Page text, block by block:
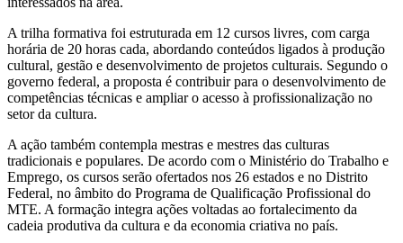
A trilha formativa foi estruturada em 12 cursos livres, com carga
horária de 20 horas cada, abordando conteúdos ligados à produção
cultural, gestão e desenvolvimento de projetos culturais. Segundo o
governo federal, a proposta é contribuir para o desenvolvimento de
competências técnicas e ampliar o acesso à profissionalização no
setor da cultura.
A ação também contempla mestras e mestres das culturas
tradicionais e populares. De acordo com o Ministério do Trabalho e
Emprego, os cursos serão ofertados nos 26 estados e no Distrito
Federal, no âmbito do Programa de Qualificação Profissional do
MTE. A formação integra ações voltadas ao fortalecimento da
cadeia produtiva da cultura e da economia criativa no país.